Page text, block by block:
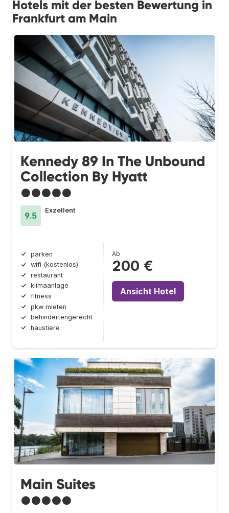
Hotels mit der besten Bewertung in
Frankfurt am Main
Kennedy 89 In The Unbound
Collection By Hyatt
●●●●●
9.5
Exzellent
parken
wifi (kostenlos)
restaurant
klimaanlage
fitness
pkw mieten
behindertengerecht
haustiere
Ab
200 €
Ansicht Hotel
Main Suites
●●●●●